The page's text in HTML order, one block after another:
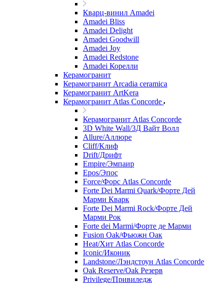
Кварц-винил Amadei
Amadei Bliss
Amadei Delight
Amadei Goodwill
Amadei Joy
Amadei Redstone
Amadei Корелли
Керамогранит
Керамогранит Arcadia ceramica
Керамогранит ArtKera
Керамогранит Atlas Concorde
Керамогранит Atlas Concorde
3D White Wall/3Д Вайт Волл
Allure/Аллюрe
Cliff/Клиф
Drift/Дрифт
Empire/Эмпаир
Epos/Эпос
Force/Фoрс Atlas Concorde
Forte Dei Marmi Quark/Форте Дей
Марми Кварк
Forte Dei Marmi Rock/Форте Дей
Марми Рок
Forte dei Marmi/Форте де Марми
Fusion Oak/Фьюжн Оак
Heat/Xит Atlas Concorde
Iconic/Иконик
Landstone/Лэндстоун Atlas Concorde
Oak Reserve/Оak Резepв
Privilege/Привиледж